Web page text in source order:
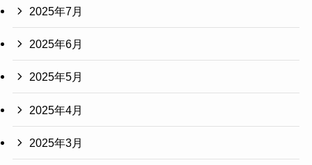
2025年7月
2025年6月
2025年5月
2025年4月
2025年3月